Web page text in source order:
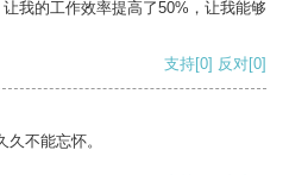
我的工作效率提高了50%，让我能够
支持[0] 反对[0]
不能忘怀。